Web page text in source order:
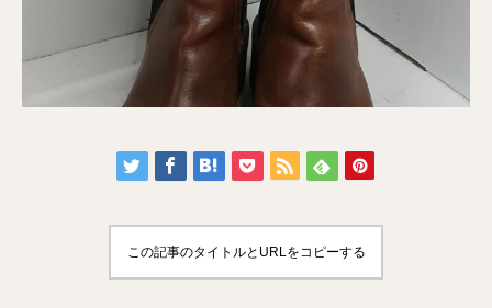
この記事のタイトルとURLをコピーする